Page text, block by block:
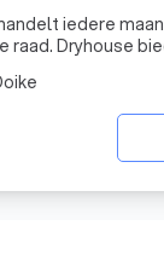
iedere
raad. Dryhouse